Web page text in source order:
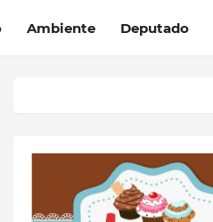
Ambiente Deputado